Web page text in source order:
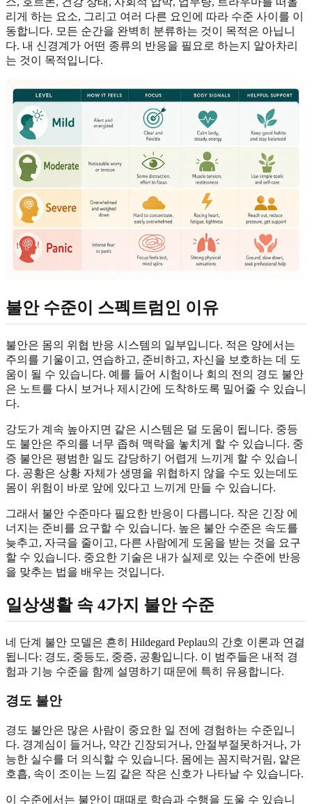
리게 하는 요소, 그리고 여러 다른 요인에 따라 수준 사이를 이
동합니다. 모든 순간을 완벽히 분류하는 것이 목적은 아닙니
다. 내 신경계가 어떤 종류의 반응을 필요로 하는지 알아차리
는 것이 목적입니다.
불안 수준이 스펙트럼인 이유
불안은 몸의 위협 반응 시스템의 일부입니다. 적은 양에서는
주의를 기울이고, 연습하고, 준비하고, 자신을 보호하는 데 도
움이 될 수 있습니다. 예를 들어 시험이나 회의 전의 경도 불안
은 노트를 다시 보거나 제시간에 도착하도록 밀어줄 수 있습니
다.
강도가 계속 높아지면 같은 시스템은 덜 도움이 됩니다. 중등
도 불안은 주의를 너무 좁혀 맥락을 놓치게 할 수 있습니다. 중
증 불안은 평범한 일도 감당하기 어렵게 느끼게 할 수 있습니
다. 공황은 상황 자체가 생명을 위협하지 않을 수도 있는데도
몸이 위험이 바로 앞에 있다고 느끼게 만들 수 있습니다.
그래서 불안 수준마다 필요한 반응이 다릅니다. 작은 긴장 에
너지는 준비를 요구할 수 있습니다. 높은 불안 수준은 속도를
늦추고, 자극을 줄이고, 다른 사람에게 도움을 받는 것을 요구
할 수 있습니다. 중요한 기술은 내가 실제로 있는 수준에 반응
을 맞추는 법을 배우는 것입니다.
일상생활 속 4가지 불안 수준
네 단계 불안 모델은 흔히 Hildegard Peplau의 간호 이론과 연결
됩니다: 경도, 중등도, 중증, 공황입니다. 이 범주들은 내적 경
험과 기능 수준을 함께 설명하기 때문에 특히 유용합니다.
경도 불안
경도 불안은 많은 사람이 중요한 일 전에 경험하는 수준입니
다. 경계심이 들거나, 약간 긴장되거나, 안절부절못하거나, 가
능한 실수를 더 의식할 수 있습니다. 몸에는 꼼지락거림, 얕은
호흡, 속이 조이는 느낌 같은 작은 신호가 나타날 수 있습니다.
이 수준에서는 불안이 때때로 학습과 수행을 도울 수 있습니